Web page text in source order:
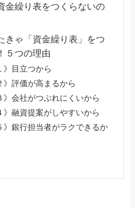
金繰り表をつくらないの
きゃ「資金繰り表」をつ
５つの理由
》目立つから
》評価が高まるから
》会社がつぶれにくいから
》融資提案がしやすいから
》銀行担当者がラクできるか